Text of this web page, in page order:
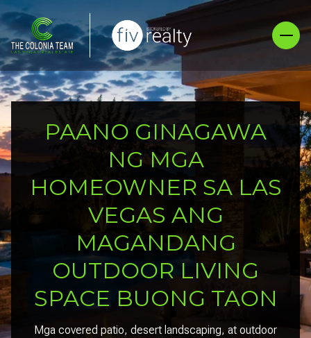
PAANO GINAGAWA
NG MGA
HOMEOWNER SA LAS
VEGAS ANG
MAGANDANG
OUTDOOR LIVING
SPACE BUONG TAON
Mga covered patio, desert landscaping, at outdoor